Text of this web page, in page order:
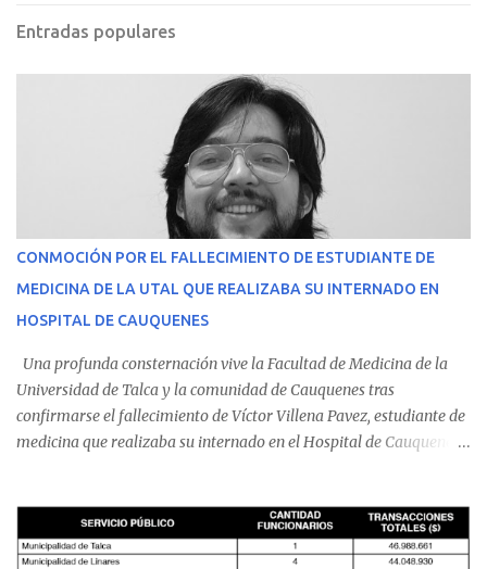
Entradas populares
CONMOCIÓN POR EL FALLECIMIENTO DE ESTUDIANTE DE
MEDICINA DE LA UTAL QUE REALIZABA SU INTERNADO EN
HOSPITAL DE CAUQUENES
Una profunda consternación vive la Facultad de Medicina de la
Universidad de Talca y la comunidad de Cauquenes tras
confirmarse el fallecimiento de Víctor Villena Pavez, estudiante de
medicina que realizaba su internado en el Hospital de Cauquenes.
malestares físicos. Dada la complejidad de su estado de salud, el
equipo médico determinó su traslado de urgencia al Hospital